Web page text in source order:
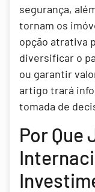
segurança,
tornam os
opção atrativa
diversificar o
ou garantir
artigo trará
tomada de
Por Que